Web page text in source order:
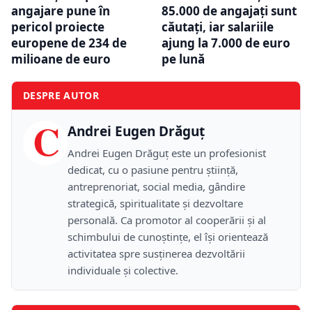
angajare pune în
pericol proiecte
europene de 234 de
milioane de euro
85.000 de angajați sunt
căutați, iar salariile
ajung la 7.000 de euro
pe lună
DESPRE AUTOR
C Andrei Eugen Drăguț
Andrei Eugen Drăguț este un profesionist
dedicat, cu o pasiune pentru știință,
antreprenoriat, social media, gândire
strategică, spiritualitate și dezvoltare
personală. Ca promotor al cooperării și al
schimbului de cunoștințe, el își orientează
activitatea spre susținerea dezvoltării
individuale și colective.